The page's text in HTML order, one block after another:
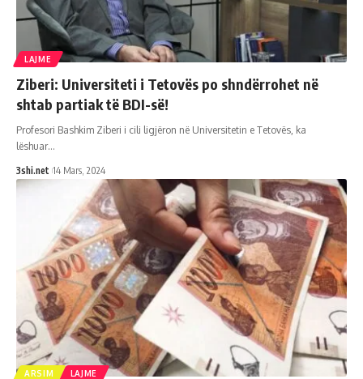
LAJME
Ziberi: Universiteti i Tetovës po shndërrohet në
shtab partiak të BDI-së!
Profesori Bashkim Ziberi i cili ligjëron në Universitetin e Tetovës, ka
lëshuar…
3shi.net 14 Mars, 2024
ARSIM LAJME